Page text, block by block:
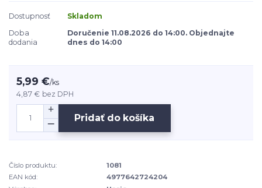
Dostupnosť
Skladom
Doba
dodania
Doručenie 11.08.2026 do 14:00. Objednajte
dnes do 14:00
5,99 €/ks
4,87 € bez DPH
Pridať do košíka
Číslo produktu:
1081
EAN kód:
4977642724204